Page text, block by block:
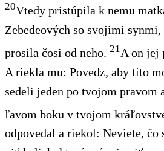
20Vtedy pristúpila k nemu
Zebedeových so svojimi synmi,
prosila čosi od neho. 21A on jej
A riekla mu: Povedz, aby títo
sedeli jeden po tvojom pravom
ľavom boku v tvojom
odpovedal a riekol: Neviete, čo